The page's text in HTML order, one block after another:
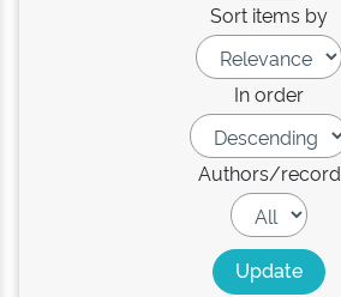
Sort items by
In order
Authors/record